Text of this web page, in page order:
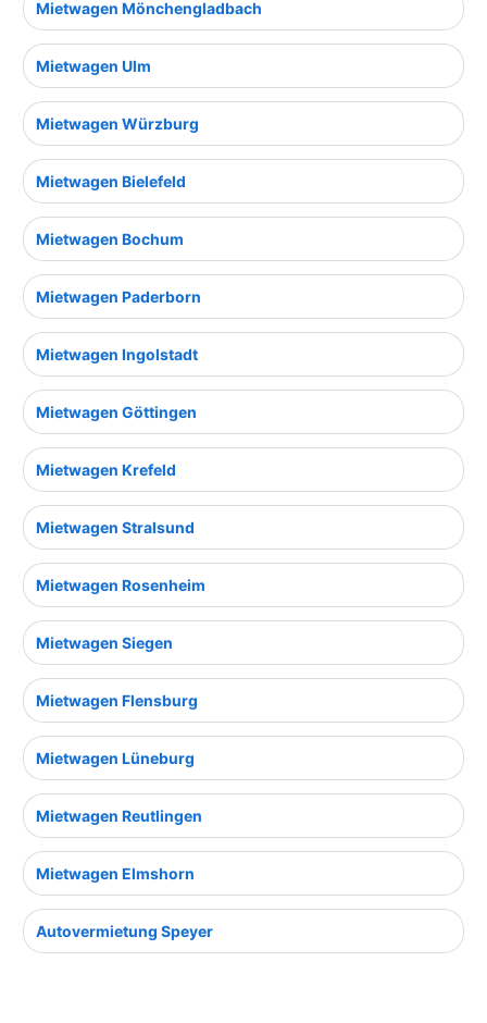
Mietwagen Mönchengladbach
Mietwagen Ulm
Mietwagen Würzburg
Mietwagen Bielefeld
Mietwagen Bochum
Mietwagen Paderborn
Mietwagen Ingolstadt
Mietwagen Göttingen
Mietwagen Krefeld
Mietwagen Stralsund
Mietwagen Rosenheim
Mietwagen Siegen
Mietwagen Flensburg
Mietwagen Lüneburg
Mietwagen Reutlingen
Mietwagen Elmshorn
Autovermietung Speyer